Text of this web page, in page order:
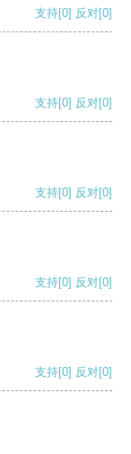
支持[0] 反对[0]
支持[0] 反对[0]
支持[0] 反对[0]
支持[0] 反对[0]
支持[0] 反对[0]